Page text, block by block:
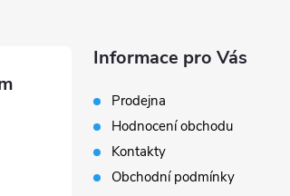
Informace pro Vás
Prodejna
Hodnocení obchodu
Kontakty
Obchodní podmínky